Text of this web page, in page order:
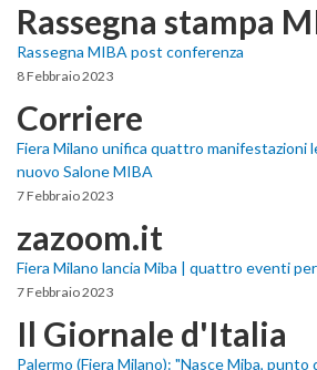
Rassegna stampa
Rassegna MIBA post conferenza
8 Febbraio 2023
Corriere
Fiera Milano unifica quattro manifestazioni
nuovo Salone MIBA
7 Febbraio 2023
zazoom.it
Fiera Milano lancia Miba | quattro eventi
7 Febbraio 2023
Il Giornale d'Italia
Palermo (Fiera Milano): "Nasce Miba,